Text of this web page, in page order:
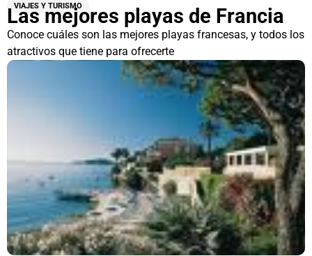
VIAJES Y TURISMO
Las mejores playas de Francia
Conoce cuáles son las mejores playas francesas, y todos los
atractivos que tiene para ofrecerte